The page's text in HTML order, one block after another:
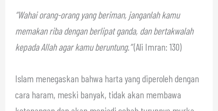
“Wahai orang-orang yang beriman, janganlah kamu
memakan riba dengan berlipat ganda, dan bertakwalah
kepada Allah agar kamu beruntung.”(Ali Imran: 130)
Islam menegaskan bahwa harta yang diperoleh dengan
cara haram, meski banyak, tidak akan membawa